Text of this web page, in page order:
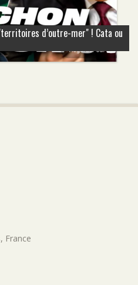
d’outre-mer" ! Cata ou
, France